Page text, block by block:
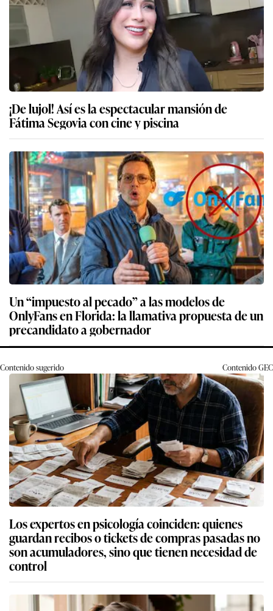
¡De lujol! Así es la espectacular mansión de
Fátima Segovia con cine y piscina
Un “impuesto al pecado” a las modelos de
OnlyFans en Florida: la llamativa propuesta de un
precandidato a gobernador
Contenido sugerido ContenidoGEC
Los expertos en psicología coinciden: quienes
guardan recibos o tickets de compras pasadas no
son acumuladores, sino que tienen necesidad de
control